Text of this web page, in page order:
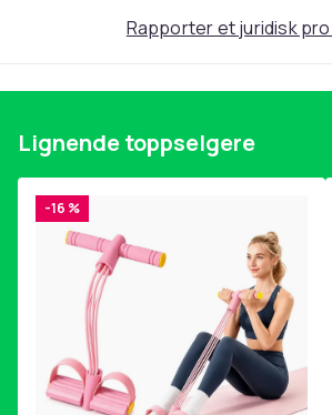
92cf6053-75e9-47df-8f66-
Rapporter et juridisk
Lignende toppselgere
-16 %